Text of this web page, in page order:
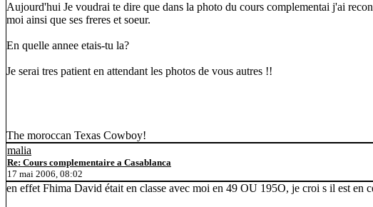
Aujourd'hui Je voudrai te dire que dans la photo du cours complementai j'ai
moi ainsi que ses freres et soeur.
En quelle annee etais-tu la?
Je serai tres patient en attendant les photos de vous autres !!
The moroccan Texas Cowboy!
malia
Re: Cours complementaire a Casablanca
17 mai 2006, 08:02
en effet Fhima David était en classe avec moi en 49 OU 195O, je croi s il est